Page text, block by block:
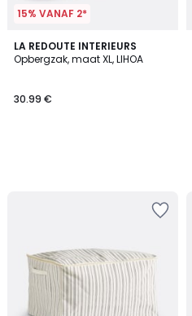
15% VANAF 2*
LA REDOUTE INTERIEURS
Opbergzak, maat XL, LIHOA
30.99 €